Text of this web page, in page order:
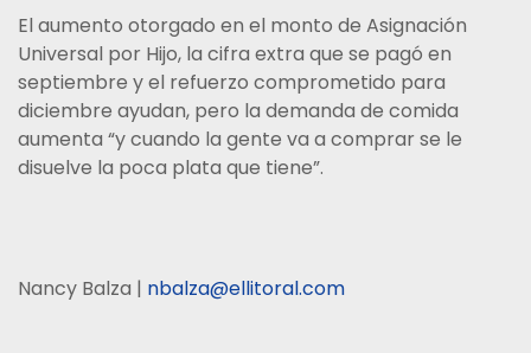
El aumento otorgado en el monto de Asignación
Universal por Hijo, la cifra extra que se pagó en
septiembre y el refuerzo comprometido para
diciembre ayudan, pero la demanda de comida
aumenta “y cuando la gente va a comprar se le
disuelve la poca plata que tiene”.
Nancy Balza | nbalza@ellitoral.com